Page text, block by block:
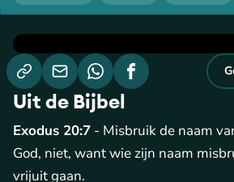
Uit de Bijbel
Exodus 20:7 - Misbruik de naam
God, niet, want wie zijn naam
vrijuit gaan.